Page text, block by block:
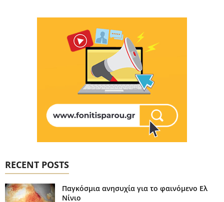
RECENT POSTS
Παγκόσμια ανησυχία για το φαινόμενο Ελ
Νίνιο